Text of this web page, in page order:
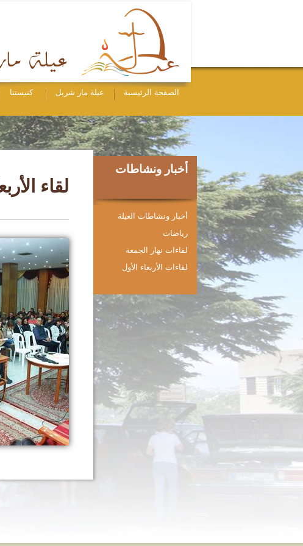
الصفحة الرئيسية عيلة مار شربل كنيستنا
لقاء
أخبار ونشاطات
أخبار ونشاطات العيلة
رياضات
لقاءات نهار الجمعة
لقاءات الأربعاء الأول